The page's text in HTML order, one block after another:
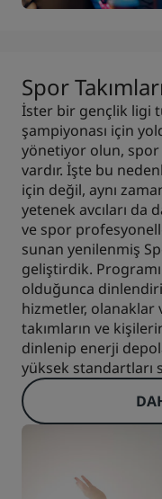
Spor
İster bir gençlik ligi
şampiyonası için
yönetiyor olun,
vardır. İşte bu
için değil, aynı
yetenek avcıları
ve spor
sunan yenilenmiş
geliştirdik.
olduğunca
hizmetler, olanaklar
takımların ve
dinlenip enerji
yüksek standartları